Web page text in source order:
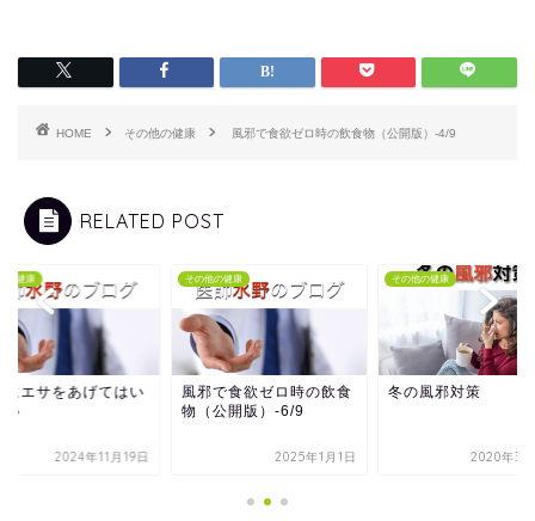
HOME その他の健康 風邪で食欲ゼロ時の飲食物（公開版）-4/9
RELATED POST
の健康
にエサをあげてはい
い
2024年11月19日
その他の健康
風邪で食欲ゼロ時の飲食
物（公開版）-6/9
2025年1月1日
その他の健康
冬の風邪対策
2020年3